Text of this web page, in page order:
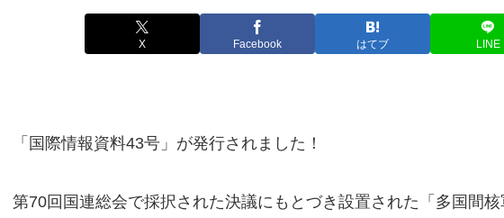
X Facebook はてブ LINE
「国際情報資料43号」が発行されました！
第70回国連総会で採択された決議にもとづき設置された「多国間核